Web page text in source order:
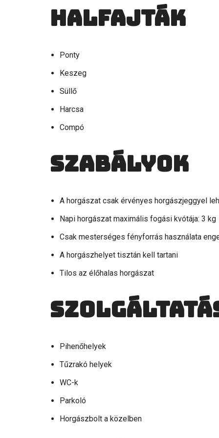
Halfajták
Ponty
Keszeg
Süllő
Harcsa
Compó
Szabályok
A horgászat csak érvényes horgászjeggyel
Napi horgászat maximális fogási kvótája: 3 kg
Csak mesterséges fényforrás használata
A horgászhelyet tisztán kell tartani
Tilos az élőhalas horgászat
Pihenőhelyek
Tűzrakó helyek
WC-k
Parkoló
Horgászbolt a közelben